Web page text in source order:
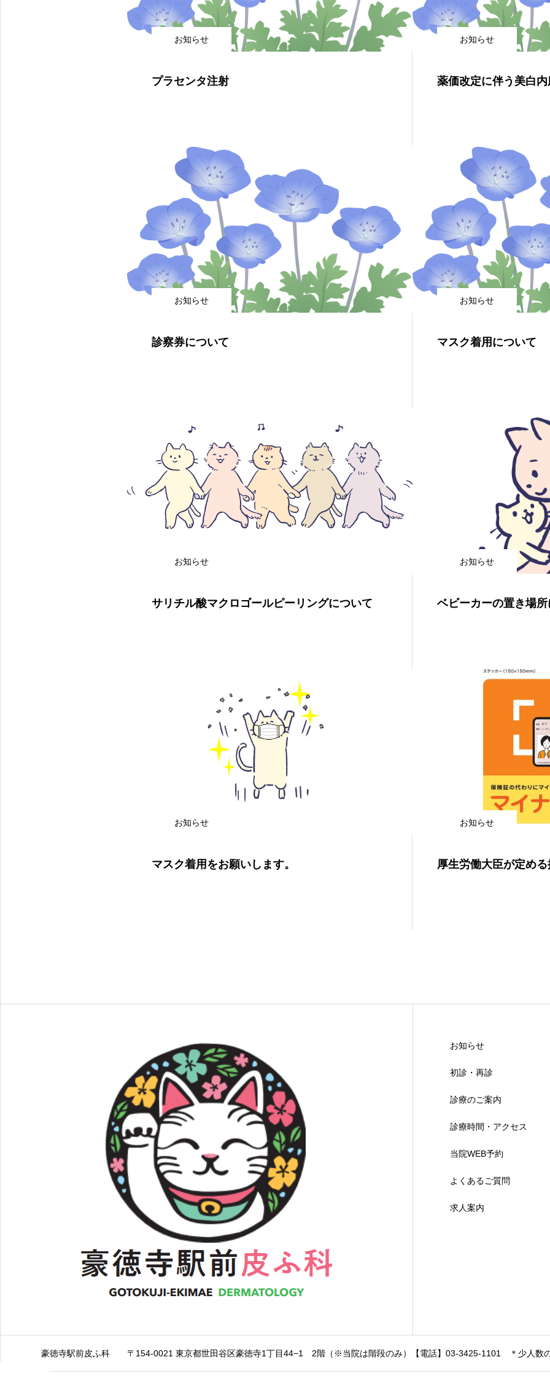
お知らせ
プラセンタ注射
お知らせ
薬価改定に伴う美白
お知らせ
診察券について
お知らせ
マスク着用について
お知らせ
サリチル酸マクロゴールピーリングについて
お知らせ
ベビーカーの置き場
お知らせ
マスク着用をお願いします。
お知らせ
厚生労働大臣が定め
お知らせ
初診・再診
診療のご案内
診療時間・アクセス
当院WEB予約
よくあるご質問
求人案内
豪徳寺駅前皮ふ科 〒154-0021 東京都世田谷区豪徳寺1丁目44−1 2階（※当院は階段のみ）【電話】03-3425-1101 ＊少人数